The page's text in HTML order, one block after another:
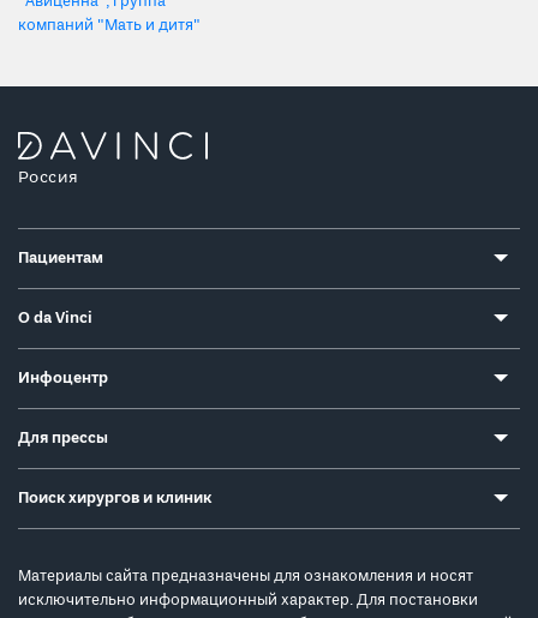
компаний "Мать и дитя"
Россия
Пациентам
О da Vinci
Инфоцентр
Для прессы
Поиск хирургов и клиник
Материалы сайта предназначены для ознакомления и носят
исключительно информационный характер. Для постановки